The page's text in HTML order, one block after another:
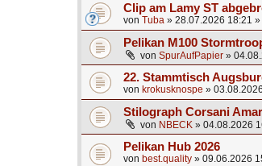
Clip am Lamy ST
von Tuba » 28.07.2026 18:21 »
Pelikan M100
von SpurAufPapier »
22. Stammtisch
von krokusknospe »
Stilograph Corsani
von NBECK » 04.08.2026
Pelikan Hub 2026
von best.quality » 09.06.2026